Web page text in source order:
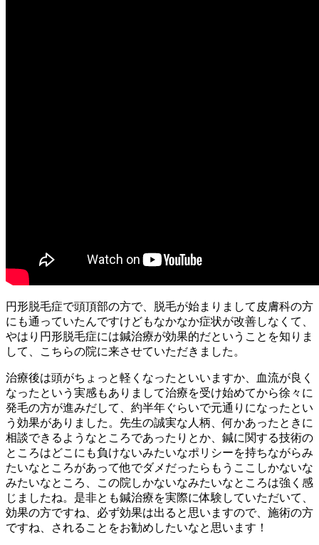
円形脱毛症で頭頂部の方で、脱毛が始まりまして皮膚科の方
にも通っていたんですけどもなかなか症状が改善しなくて、
やはり円形脱毛症には鍼治療が効果的だということを知りま
して、こちらの院に来させていただきました。
治療後は頭がちょっと軽くなったといいますか、血流が良く
なったという実感もありまして治療を受け始めてから徐々に
発毛の方が進みだして、約半年ぐらいで元通りになったとい
う効果がありました。先生の誠実な人柄、何かあったときに
相談できるようなところであったりとか、鍼に関する技術の
ところはどこにも負けないみたいなポリシーを持ちながらみ
たいなところがあって他でダメだったらもうここしかないな
みたいなところ、この院しかないなみたいなところは強く感
じましたね。是非とも鍼治療を実際に体験していただいて、
効果の方ですね、必ず効果は出ると思いますので、施術の方
ですね、されることをお勧めしたいなと思います！